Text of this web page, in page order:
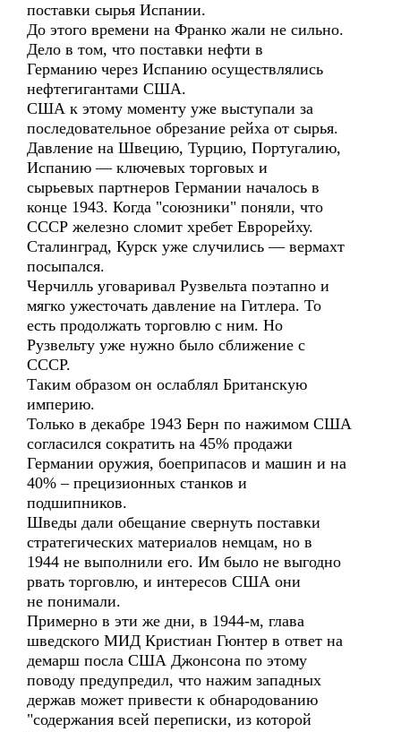
поставки сырья Испании.
До этого времени на Франко жали не сильно.
Дело в том, что поставки нефти в
Германию через Испанию осуществлялись
нефтегигантами США.
США к этому моменту уже выступали за
последовательное обрезание рейха от сырья.
Давление на Швецию, Турцию, Португалию,
Испанию — ключевых торговых и
сырьевых партнеров Германии началось в
конце 1943. Когда "союзники" поняли, что
СССР железно сломит хребет Еврорейху.
Сталинград, Курск уже случились — вермахт
посыпался.
Черчилль уговаривал Рузвельта поэтапно и
мягко ужесточать давление на Гитлера. То
есть продолжать торговлю с ним. Но
Рузвельту уже нужно было сближение с
СССР.
Таким образом он ослаблял Британскую
империю.
Только в декабре 1943 Берн по нажимом США
согласился сократить на 45% продажи
Германии оружия, боеприпасов и машин и на
40% – прецизионных станков и
подшипников.
Шведы дали обещание свернуть поставки
стратегических материалов немцам, но в
1944 не выполнили его. Им было не выгодно
рвать торговлю, и интересов США они
не понимали.
Примерно в эти же дни, в 1944-м, глава
шведского МИД Кристиан Гюнтер в ответ на
демарш посла США Джонсона по этому
поводу предупредил, что нажим западных
держав может привести к обнародованию
"содержания всей переписки, из которой